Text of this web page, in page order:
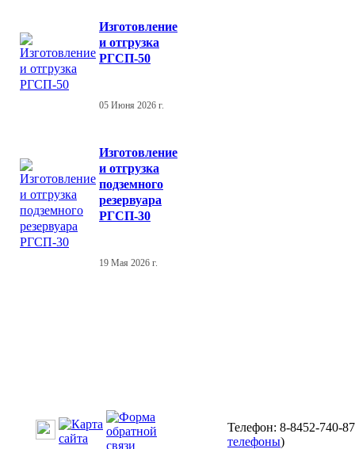
Изготовление
и отгрузка
РГСП-50
05 Июня 2026 г.
Изготовление
и отгрузка
подземного
резервуара
РГСП-30
19 Мая 2026 г.
Телефон: 8-8452-740-
телефоны)